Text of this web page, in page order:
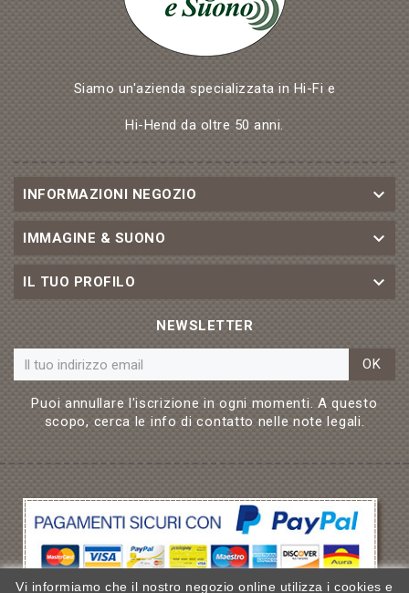
Vi informiamo che il nostro negozio online utilizza i cookies e
Siamo un'azienda specializzata in Hi-Fi e
Hi-Hend da oltre 50 anni.
INFORMAZIONI NEGOZIO 
IMMAGINE & SUONO 
IL TUO PROFILO 
NEWSLETTER
OK
Puoi annullare l'iscrizione in ogni momenti. A questo
scopo, cerca le info di contatto nelle note legali.